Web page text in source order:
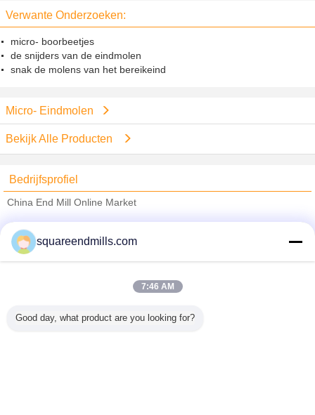
Verwante Onderzoeken:
micro- boorbeetjes
de snijders van de eindmolen
snak de molens van het bereikeind
Micro- Eindmolen
Bekijk Alle Producten
Bedrijfsprofiel
China End Mill Online Market
Trust Seal
Verified Suplier
Alle producten
squareendmills.com
7:46 AM
Good day, what product are you looking for?